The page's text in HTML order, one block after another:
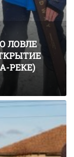
ЛОВЛЕ
РЕКЕ)